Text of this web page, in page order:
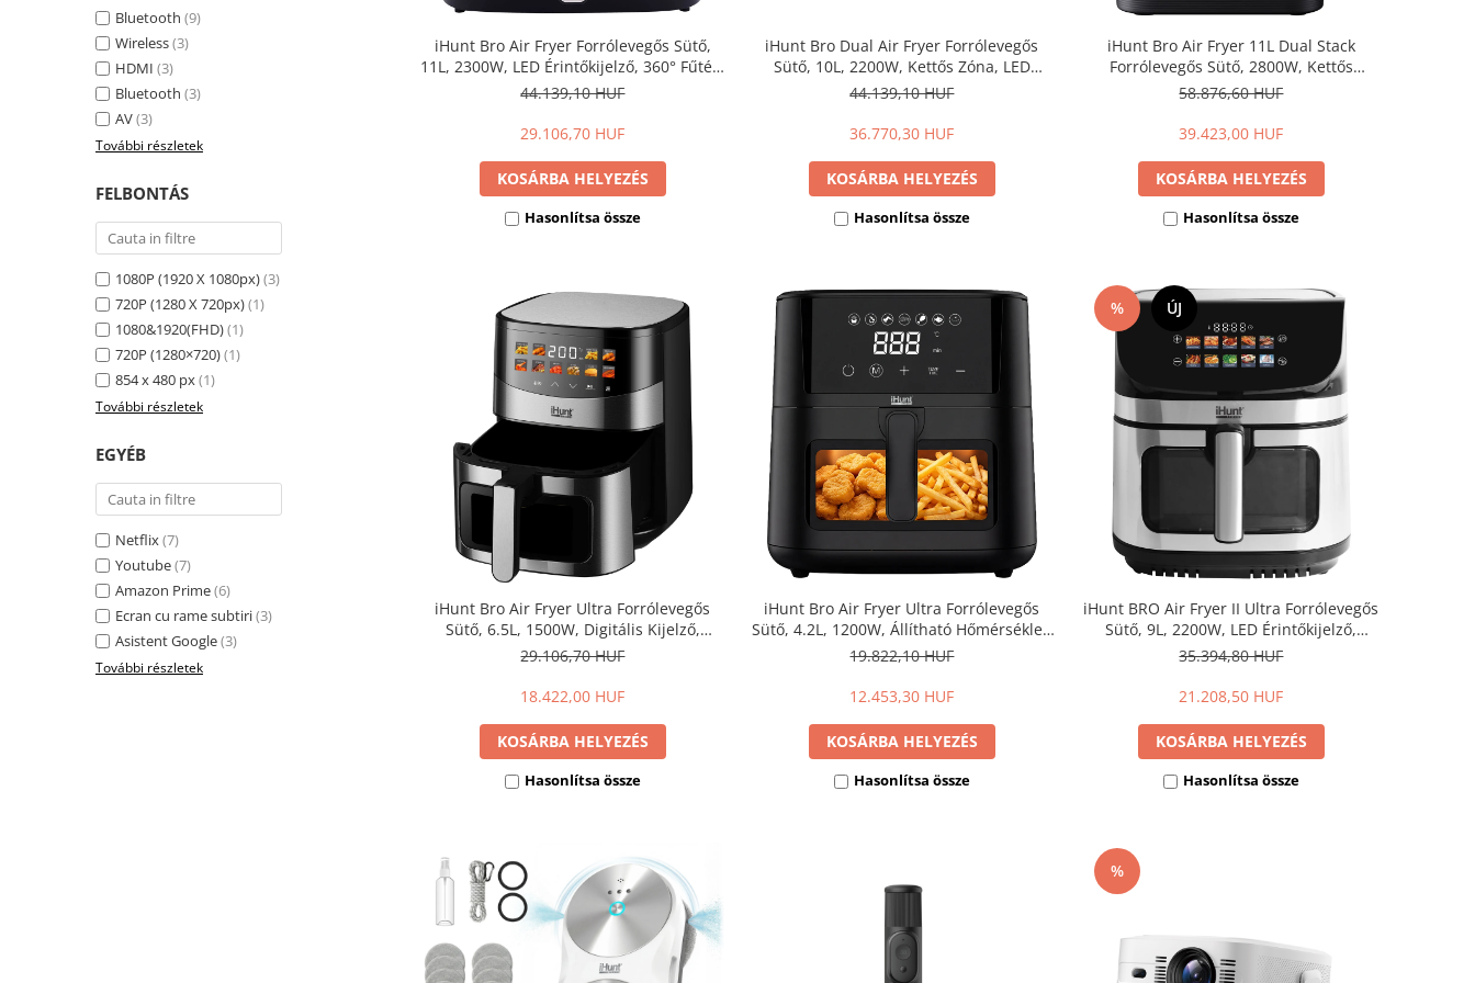
Bluetooth (9)
Wireless(3)
HDMI (3)
Bluetooth (3)
AV(3)
További részletek
FELBONTÁS
1080P (1920 X 1080px)(3)
720P (1280 X 720px)(1)
1080&1920(FHD)(1)
720P (1280×720)(1)
854 x 480 px(1)
További részletek
EGYÉB
Netflix(7)
Youtube(7)
Amazon Prime(6)
Ecran cu rame subtiri(3)
Asistent Google(3)
További részletek
iHunt Bro Air Fryer Forrólevegős Sütő,
11L, 2300W, LED Érintőkijelző, 360° Fűtés,
Dupla Fűtési Rendszer, Állítható
44.139,10 HUF
29.106,70 HUF
KOSÁRBA HELYEZÉS
Hasonlítsa össze
iHunt Bro Dual Air Fryer Forrólevegős
Sütő, 10L, 2200W, Kettős Zóna, LED
Érintőkijelző, Állítható Hőmérséklet 80-
44.139,10 HUF
36.770,30 HUF
KOSÁRBA HELYEZÉS
Hasonlítsa össze
iHunt Bro Air Fryer 11L Dual Stack
Forrólevegős Sütő, 2800W, Kettős
Független Sütőzóna, Digitális Kijelző,
58.876,60 HUF
39.423,00 HUF
KOSÁRBA HELYEZÉS
Hasonlítsa össze
iHunt Bro Air Fryer Ultra Forrólevegős
Sütő, 6.5L, 1500W, Digitális Kijelző,
Állítható Hőmérséklet 80-200°C, Időzítő,
29.106,70 HUF
18.422,00 HUF
KOSÁRBA HELYEZÉS
Hasonlítsa össze
iHunt Bro Air Fryer Ultra Forrólevegős
Sütő, 4.2L, 1200W, Állítható Hőmérséklet,
Időzítő, Kiolvasztás, Melegen Tartás,
19.822,10 HUF
12.453,30 HUF
KOSÁRBA HELYEZÉS
Hasonlítsa össze
% ÚJ
iHunt BRO Air Fryer II Ultra Forrólevegős
Sütő, 9L, 2200W, LED Érintőkijelző,
Állítható Hőmérséklet, Időzítő, Melegen
35.394,80 HUF
21.208,50 HUF
KOSÁRBA HELYEZÉS
Hasonlítsa össze
%